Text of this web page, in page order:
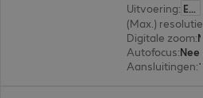
Uitvoering: Europa
(Max.) resolutie
Digitale zoom:
Autofocus:Nee
Aansluitingen: